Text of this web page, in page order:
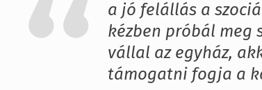
a jó felállás a
kézben próbál meg
vállal az egyház,
támogatni fogja a